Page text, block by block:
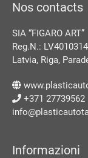
Nos contacts
SIA “FIGARO ART”
Reg.N.:
Latvia, Riga,
+371 27739562
Informazioni